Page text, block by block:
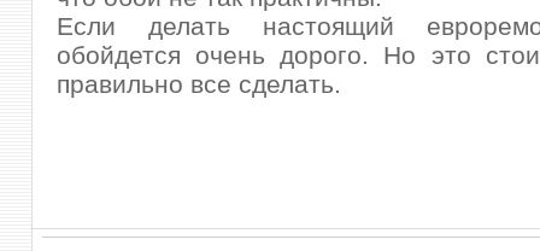
Если делать настоящий
обойдется очень дорого. Но это
правильно все сделать.